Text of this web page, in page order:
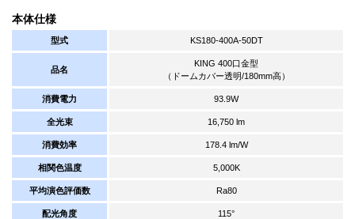
本体仕様
型式 KS180-400A-50DT
品名
KING 400口金型
（ドームカバー透明/180mm高）
消費電力 93.9W
全光束 16,750 lm
消費効率 178.4 lm/W
相関色温度 5,000K
平均演色評価数 Ra80
配光角度 115°